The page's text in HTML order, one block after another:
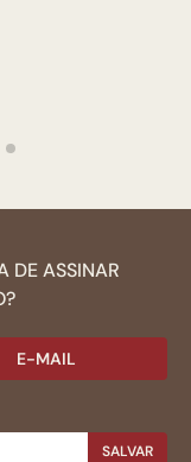
DE ASSINAR
E-MAIL
SALVAR